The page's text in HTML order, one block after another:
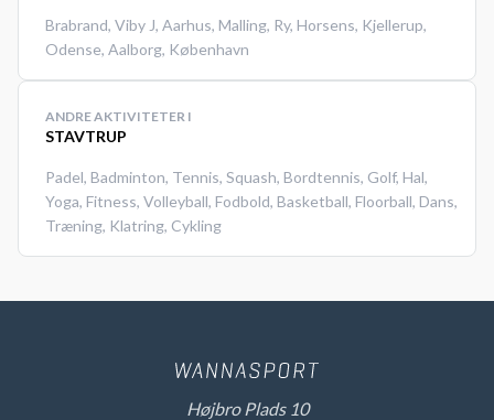
Brabrand, Viby J, Aarhus, Malling, Ry, Horsens, Kjellerup,
Odense, Aalborg, København
ANDRE AKTIVITETER I
STAVTRUP
Padel, Badminton, Tennis, Squash, Bordtennis, Golf, Hal,
Yoga, Fitness, Volleyball, Fodbold, Basketball, Floorball, Dans,
Træning, Klatring, Cykling
Højbro Plads 10